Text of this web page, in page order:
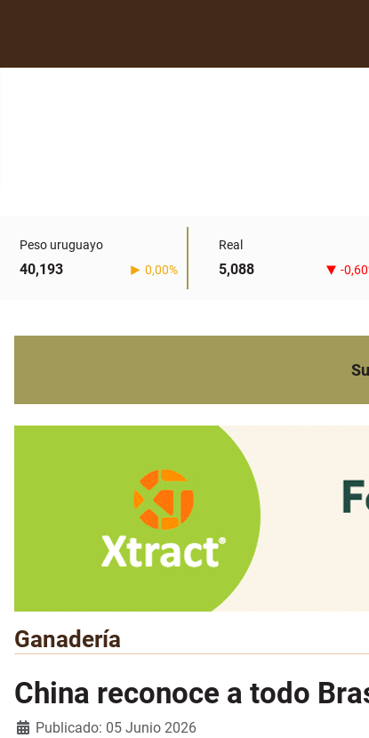
Peso uruguayo
40,193 0,00%
Real
5,088 -
Ganadería
China reconoce a todo
Detalles
Publicado: 05 Junio 2026